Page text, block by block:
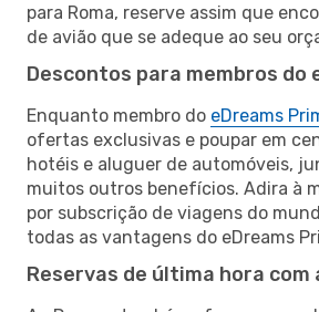
para Roma, reserve assim que
de avião que se adeque ao seu
Descontos para membros do
Enquanto membro do eDreams
ofertas exclusivas e poupar em
hotéis e aluguer de automóveis,
muitos outros benefícios. Adira à
por subscrição de viagens do
todas as vantagens do eDreams
Reservas de última hora com